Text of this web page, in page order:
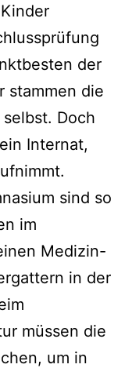
der
stammen die
Doch
Internat,
sind so
im
Medizin-
in der
müssen die
um in